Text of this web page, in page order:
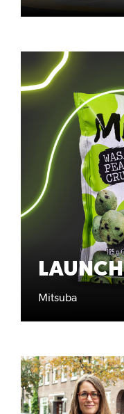
LAUNCH
Mitsuba